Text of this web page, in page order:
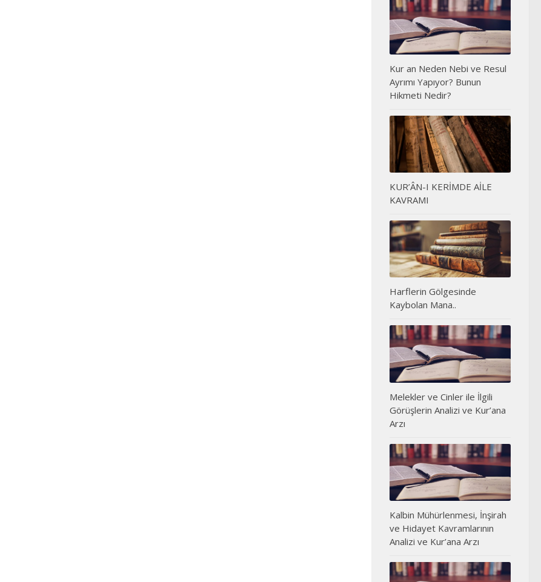
Kur an Neden Nebi ve Resul
Ayrımı Yapıyor? Bunun
Hikmeti Nedir?
KUR’ÂN-I KERİMDE AİLE
KAVRAMI
Harflerin Gölgesinde
Kaybolan Mana..
Melekler ve Cinler ile İlgili
Görüşlerin Analizi ve Kur’ana
Arzı
Kalbin Mühürlenmesi, İnşirah
ve Hidayet Kavramlarının
Analizi ve Kur’ana Arzı